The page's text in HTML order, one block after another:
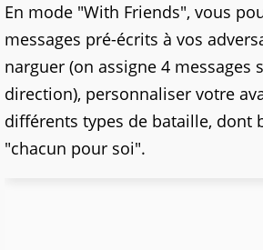
En mode "With Friends", vous
messages pré-écrits à vos
narguer (on assigne 4 messages
direction), personnaliser votre
différents types de bataille, dont
"chacun pour soi".